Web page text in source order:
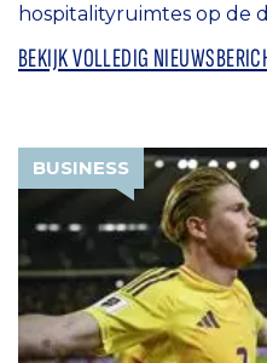
hospitalityruimtes op de
BEKIJK VOLLEDIG
BUSINESS